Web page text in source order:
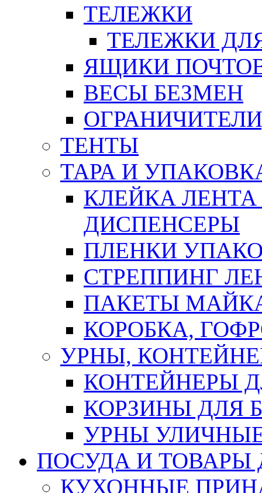
ТЕЛЕЖКИ
ТЕЛЕЖКИ
ЯЩИКИ
ВЕСЫ БЕЗМЕН
ТЕНТЫ
ТАРА И
КЛЕЙКА
ДИСПЕНСЕРЫ
ПЛЕНКИ
СТРЕППИНГ
ПАКЕТЫ
КОРОБКА,
УРНЫ,
КОНТЕЙНЕРЫ
КОРЗИНЫ ДЛЯ
УРНЫ
ПОСУДА И ТОВАРЫ
КУХОННЫЕ